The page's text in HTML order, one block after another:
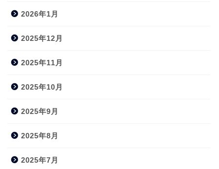
2026年1月
2025年12月
2025年11月
2025年10月
2025年9月
2025年8月
2025年7月